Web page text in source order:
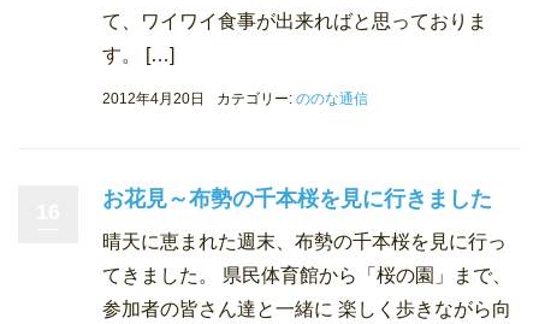
て、ワイワイ食事が出来ればと思っておりま
す。 […]
2012年4月20日 カテゴリー: ののな通信
お花見～布勢の千本桜を見に行きました
晴天に恵まれた週末、布勢の千本桜を見に行っ
てきました。 県民体育館から「桜の園」まで、
参加者の皆さん達と一緒に 楽しく歩きながら向